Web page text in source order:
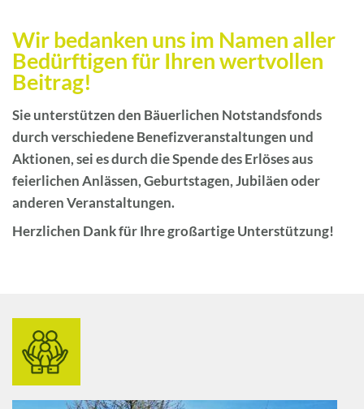
Wir bedanken uns im Namen aller
Bedürftigen für Ihren wertvollen
Beitrag!
Sie unterstützen den Bäuerlichen Notstandsfonds
durch verschiedene Benefizveranstaltungen und
Aktionen, sei es durch die Spende des Erlöses aus
feierlichen Anlässen, Geburtstagen, Jubiläen oder
anderen Veranstaltungen.
Herzlichen Dank für Ihre großartige Unterstützung!